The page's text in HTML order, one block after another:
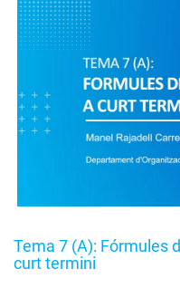
Tema 7 (A): Fórmules
curt termini